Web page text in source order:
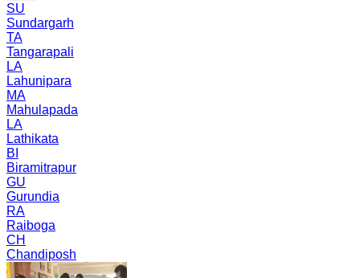
SU
Sundargarh
TA
Tangarapali
LA
Lahunipara
MA
Mahulapada
LA
Lathikata
BI
Biramitrapur
GU
Gurundia
RA
Raiboga
CH
Chandiposh